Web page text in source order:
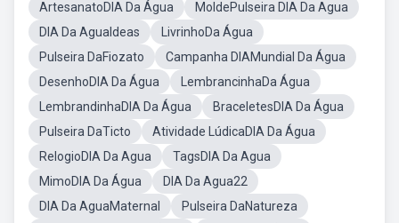
ArtesanatoDIA Da Água
MoldePulseira DIA Da Agua
DIA Da AguaIdeas
LivrinhoDa Água
Pulseira DaFiozato
Campanha DIAMundial Da Água
DesenhoDIA Da Água
LembrancinhaDa Água
LembrandinhaDIA Da Água
BraceletesDIA Da Água
Pulseira DaTicto
Atividade LúdicaDIA Da Água
RelogioDIA Da Agua
TagsDIA Da Agua
MimoDIA Da Água
DIA Da Agua22
DIA Da AguaMaternal
Pulseira DaNatureza